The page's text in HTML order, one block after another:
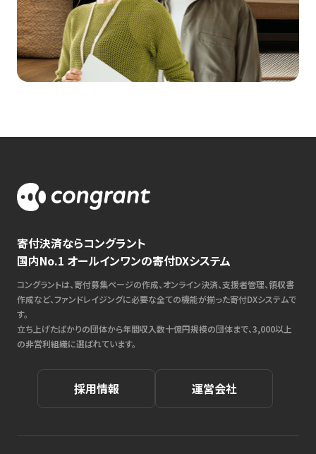
寄付決済ならコングラント
国内No.1 オールインワンの寄付DXシステム
コングラントは、寄付募集ページの作成、オンライン決済、支援者管理、領収書
作成など、ファンドレイジングに必要な全ての機能が揃った寄付DXシステムで
す。
立ち上げたばかりの団体から年間収入数十億円規模の団体まで、3,000以上
の非営利組織に選ばれています。
採用情報 運営会社